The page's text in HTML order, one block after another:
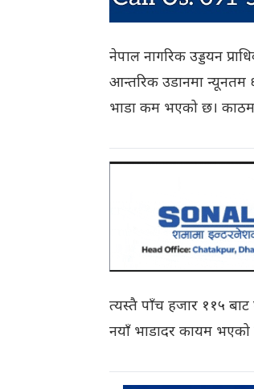
नेपाल नागरिक उड्डयन
आन्तरिक उडानमा न्यूनतम
भाडा कम भएको छ।
त्यस्तै पाँच हजार ११५
नयाँ भाडादर कायम भएको